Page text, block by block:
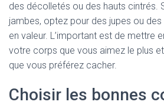
des décolletés ou des hauts cintrés.
jambes, optez pour des jupes ou
en valeur. L’important est de mettre
votre corps que vous aimez le plus
que vous préférez cacher.
Choisir les bonnes